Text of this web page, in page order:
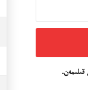
قىلىمەن.